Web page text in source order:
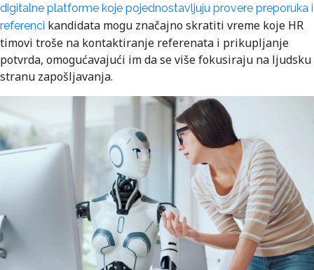
digitalne platforme koje pojednostavljuju provere preporuka i
referenci kandidata mogu značajno skratiti vreme koje HR
timovi troše na kontaktiranje referenata i prikupljanje
potvrda, omogućavajući im da se više fokusiraju na ljudsku
stranu zapošljavanja.